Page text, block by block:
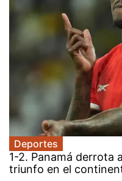
Deportes
1-2. Panamá derrota
triunfo en el